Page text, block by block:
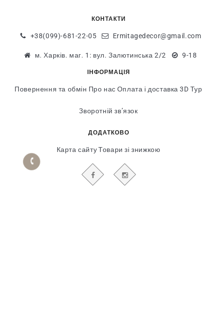
КОНТАКТИ
+38(099)-681-22-05 Ermitagedecor@gmail.com
м. Харків. маг. 1: вул. Залютинська 2/2 9-18
ІНФОРМАЦІЯ
Повернення та обмін Про нас Оплата і доставка 3D Тур
Зворотній зв’язок
ДОДАТКОВО
Карта сайту Товари зі знижкою